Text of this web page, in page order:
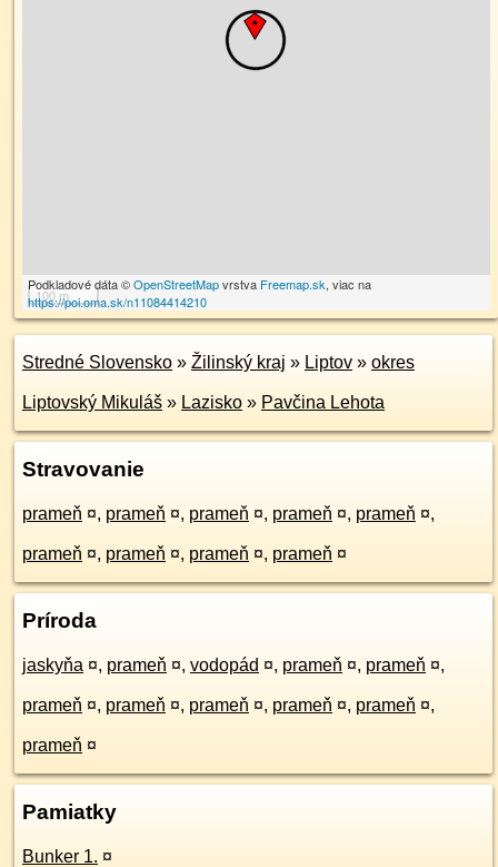
100 m
Podkladové dáta ©OpenStreetMapvrstva Freemap.sk, viac na
https://poi.oma.sk/n11084414210
Stredné Slovensko » Žilinský kraj » Liptov » okres
Liptovský Mikuláš » Lazisko » Pavčina Lehota
Stravovanie
prameň ¤, prameň ¤, prameň ¤, prameň ¤, prameň ¤,
prameň ¤, prameň ¤, prameň ¤, prameň ¤
Príroda
jaskyňa ¤, prameň ¤, vodopád ¤, prameň ¤, prameň ¤,
prameň ¤, prameň ¤, prameň ¤, prameň ¤, prameň ¤,
prameň ¤
Pamiatky
Bunker 1. ¤